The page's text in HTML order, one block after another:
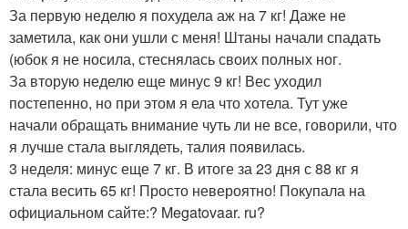
За первую неделю я похудела аж на 7 кг! Даже не
заметила, как они ушли с меня! Штаны начали спадать
(юбок я не носила, стеснялась своих полных ног.
За вторую неделю еще минус 9 кг! Вес уходил
постепенно, но при этом я ела что хотела. Тут уже
начали обращать внимание чуть ли не все, говорили, что
я лучше стала выглядеть, талия появилась.
3 неделя: минус еще 7 кг. В итоге за 23 дня с 88 кг я
стала весить 65 кг! Просто невероятно! Покупала на
официальном сайте:? Megatovaar. ru?